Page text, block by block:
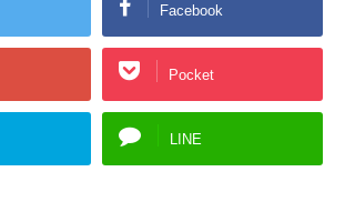
Facebook
Pocket
LINE